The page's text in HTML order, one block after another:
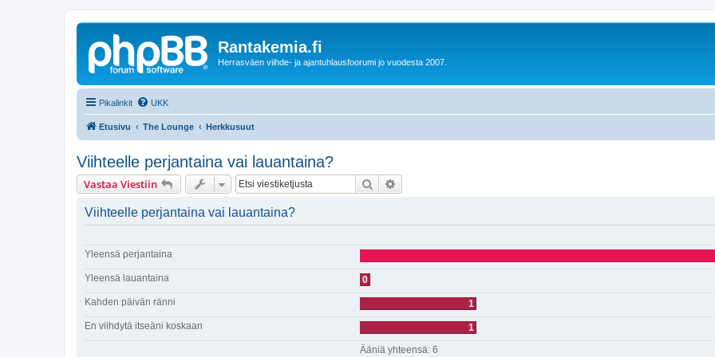
Rantakemia.fi
Herrasväen viihde- ja ajantuhlausfoorumi jo vuodesta 2007.
Pikalinkit UKK
Etusivu The Lounge Herkkusuut
Viihteelle perjantaina vai lauantaina?
Vastaa Viestiin Etsi
Viihteelle perjantaina vai lauantaina?
Yleensä perjantaina
Yleensä lauantaina
0
Kahden päivän ränni
1
En viihdytä itseäni koskaan
1
Ääniä yhteensä: 6